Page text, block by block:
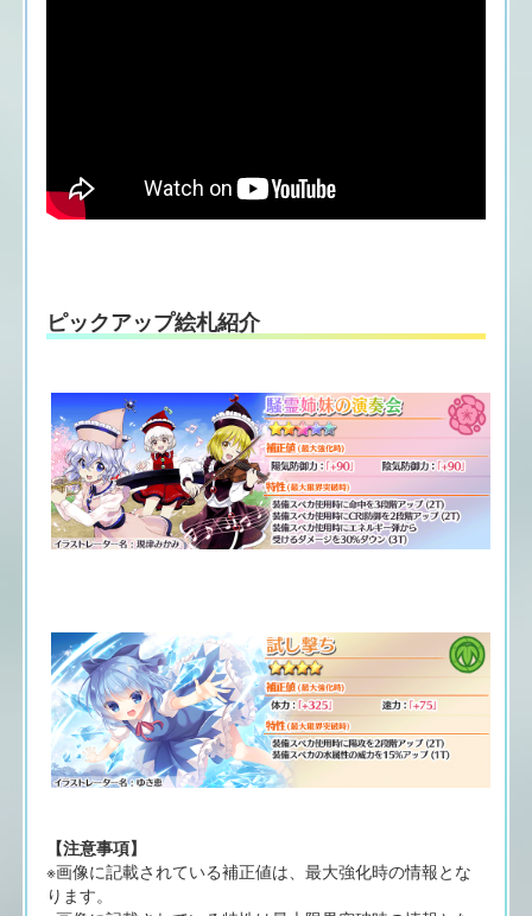
ピックアップ絵札紹介
【注意事項】
※画像に記載されている補正値は、最大強化時の情報とな
ります。